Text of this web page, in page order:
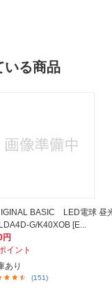
いる商品
BASIC LED電球 昼
G/K40XOB [E...
円
イント
あり
(151)